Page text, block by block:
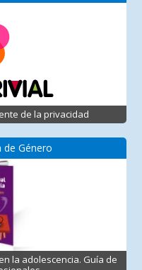
de la privacidad
de Género
la adolescencia. Guía de